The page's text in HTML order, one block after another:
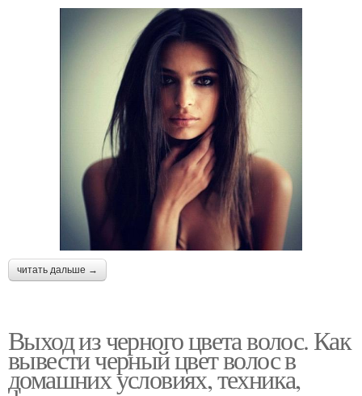
читать дальше →
Выход из черного цвета волос. Как
вывести черный цвет волос в
домашних условиях, техника,